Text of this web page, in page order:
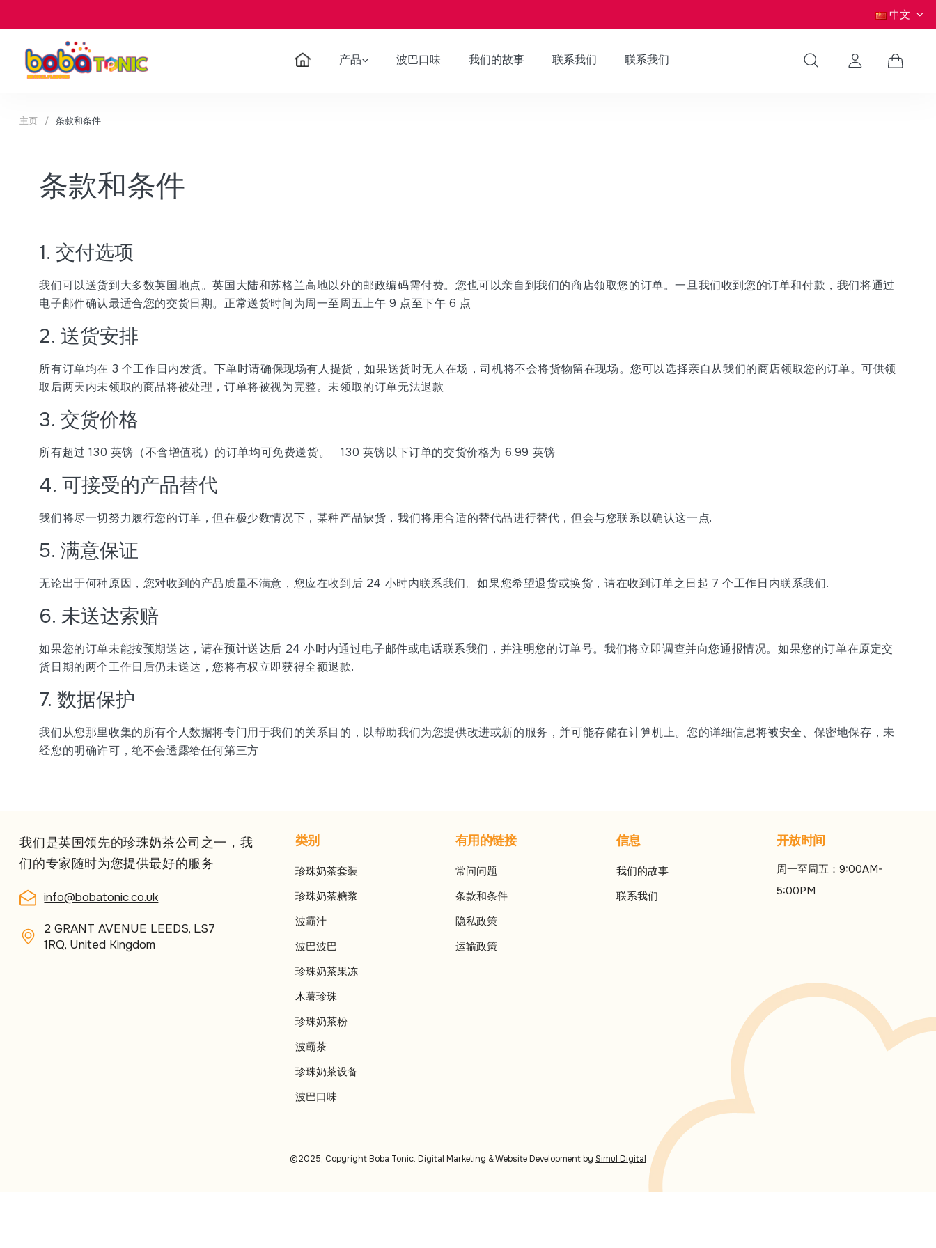
中文
产品 波巴口味 我们的故事 联系我们 联系我们
主页 条款和条件
条款和条件
1. 交付选项
我们可以送货到大多数英国地点。英国大陆和苏格兰高地以外的邮政编码需付费。您也可以亲自到我们的商店领取您的订单。一旦我们收到您的订单和付款，我们将通过
电子邮件确认最适合您的交货日期。正常送货时间为周一至周五上午 9 点至下午 6 点
2. 送货安排
所有订单均在 3 个工作日内发货。下单时请确保现场有人提货，如果送货时无人在场，司机将不会将货物留在现场。您可以选择亲自从我们的商店领取您的订单。可供领
取后两天内未领取的商品将被处理，订单将被视为完整。未领取的订单无法退款
3. 交货价格
所有超过 130 英镑（不含增值税）的订单均可免费送货。 130 英镑以下订单的交货价格为 6.99 英镑
4. 可接受的产品替代
我们将尽一切努力履行您的订单，但在极少数情况下，某种产品缺货，我们将用合适的替代品进行替代，但会与您联系以确认这一点.
5. 满意保证
无论出于何种原因，您对收到的产品质量不满意，您应在收到后 24 小时内联系我们。如果您希望退货或换货，请在收到订单之日起 7 个工作日内联系我们.
6. 未送达索赔
如果您的订单未能按预期送达，请在预计送达后 24 小时内通过电子邮件或电话联系我们，并注明您的订单号。我们将立即调查并向您通报情况。如果您的订单在原定交
货日期的两个工作日后仍未送达，您将有权立即获得全额退款.
7. 数据保护
我们从您那里收集的所有个人数据将专门用于我们的关系目的，以帮助我们为您提供改进或新的服务，并可能存储在计算机上。您的详细信息将被安全、保密地保存，未
经您的明确许可，绝不会透露给任何第三方
我们是英国领先的珍珠奶茶公司之一，我
们的专家随时为您提供最好的服务
info@bobatonic.co.uk
2 GRANT AVENUE LEEDS, LS7
1RQ, United Kingdom
类别
珍珠奶茶套装
珍珠奶茶糖浆
波霸汁
波巴波巴
珍珠奶茶果冻
木薯珍珠
珍珠奶茶粉
波霸茶
珍珠奶茶设备
波巴口味
有用的链接
常问问题
条款和条件
隐私政策
运输政策
信息
我们的故事
联系我们
开放时间
周一至周五：9:00AM-
5:00PM
©2025, Copyright Boba Tonic. Digital Marketing & Website Development by Simul Digital